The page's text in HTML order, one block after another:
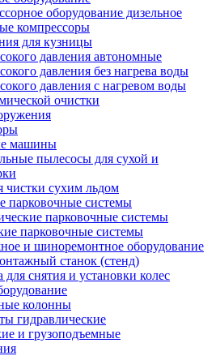
оборудование дизельное
компрессоры
для кузницы
давления автономные
давления без нагрева воды
давления с нагревом воды
очистки
машины
пылесосы для сухой и
чистки сухим льдом
парковочные системы
парковочные системы
парковочные системы
и шиноремонтное оборудование
станок (стенд)
для снятия и установки колес
колонны
гидравлические
и грузоподъемные